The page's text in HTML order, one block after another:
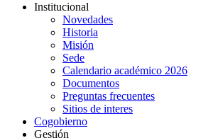
Institucional
Novedades
Historia
Misión
Sede
Calendario académico 2026
Documentos
Preguntas frecuentes
Sitios de interes
Cogobierno
Gestión